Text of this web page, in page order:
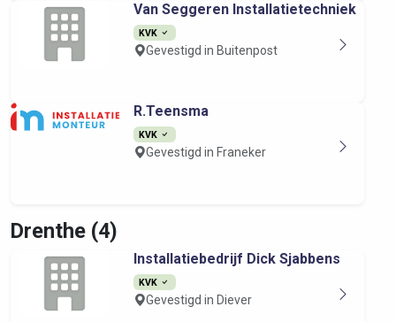
Van Seggeren Installatietechniek
KVK
Gevestigd in Buitenpost
R.Teensma
KVK
Gevestigd in Franeker
Drenthe (4)
Installatiebedrijf Dick Sjabbens
KVK
Gevestigd in Diever